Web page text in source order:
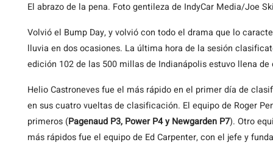
El abrazo de la pena. Foto gentileza de IndyCar Media/Joe
Volvió el Bump Day, y volvió con todo el drama que lo
lluvia en dos ocasiones. La última hora de la sesión
edición 102 de las 500 millas de Indianápolis estuvo llena de
Helio Castroneves fue el más rápido en el primer día de
en sus cuatro vueltas de clasificación. El equipo de Roger
primeros (Pagenaud P3, Power P4 y Newgarden P7). Otro
más rápidos fue el equipo de Ed Carpenter, con el jefe y